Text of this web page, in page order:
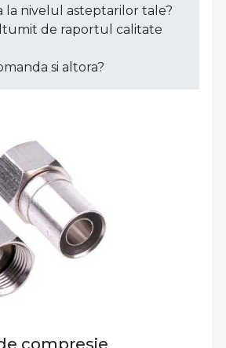
compresie
la nivelul asteptarilor tale?
de raportul calitate
si altora?